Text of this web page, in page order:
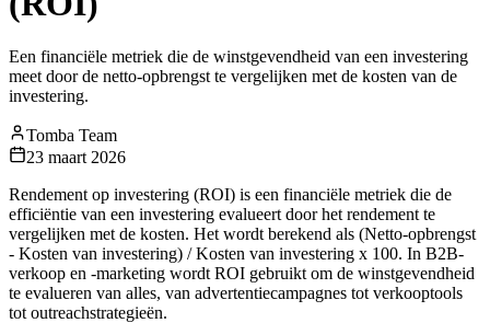
Een financiële metriek die de winstgevendheid van een investering
meet door de netto-opbrengst te vergelijken met de kosten van de
investering.
Tomba Team
23 maart 2026
Rendement op investering (ROI) is een financiële metriek die de
efficiëntie van een investering evalueert door het rendement te
vergelijken met de kosten. Het wordt berekend als (Netto-opbrengst
- Kosten van investering) / Kosten van investering x 100. In B2B-
verkoop en -marketing wordt ROI gebruikt om de winstgevendheid
te evalueren van alles, van advertentiecampagnes tot verkooptools
tot outreachstrategieën.